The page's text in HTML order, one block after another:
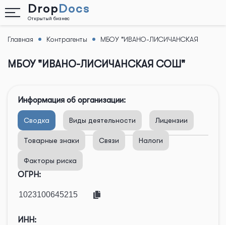
DropDocs
Открытый бизнес
Назад
Главная Контрагенты
МБОУ "ИВАНО-ЛИСИЧАНСКАЯ
МБОУ "ИВАНО-ЛИСИЧАНСКАЯ СОШ"
Информация об организации:
Сводка Виды деятельности Лицензии
Товарные знаки Связи Налоги
Факторы риска
ОГРН:
ИНН: